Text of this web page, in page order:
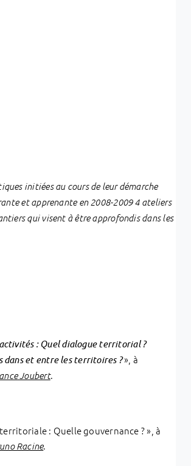
initiées au cours de leur démarche
et apprenante en 2008-2009 4 ateliers
qui visent à être approfondis dans les
: Quel dialogue territorial ?
dans et entre les territoires ?», à
Joubert.
: Quelle gouvernance ? », à
Racine.